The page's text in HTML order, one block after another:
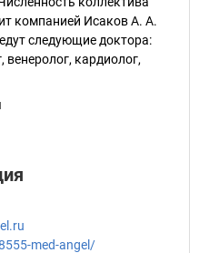
компанией Исаков А. А.
следующие доктора:
венеролог, кардиолог,
med-angel/